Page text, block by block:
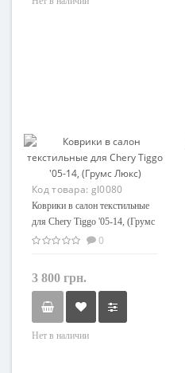
Код товара: gl0080
Коврики в салон текстильные
для Chery Tiggo '05-14, (Грумс
Люкс)
0
3 800 грн.
Нет в наличии